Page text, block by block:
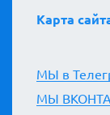
Карта
МЫ в
МЫ